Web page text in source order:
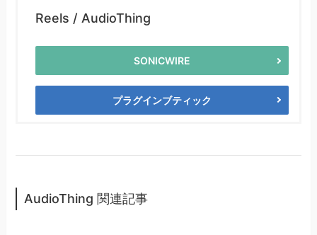
Reels / AudioThing
SONICWIRE
プラグインブティック
AudioThing 関連記事